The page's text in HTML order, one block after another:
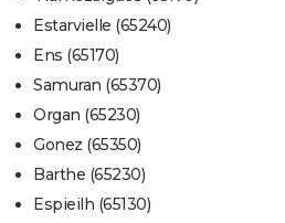
Estarvielle (65240)
Ens (65170)
Samuran (65370)
Organ (65230)
Gonez (65350)
Barthe (65230)
Espieilh (65130)